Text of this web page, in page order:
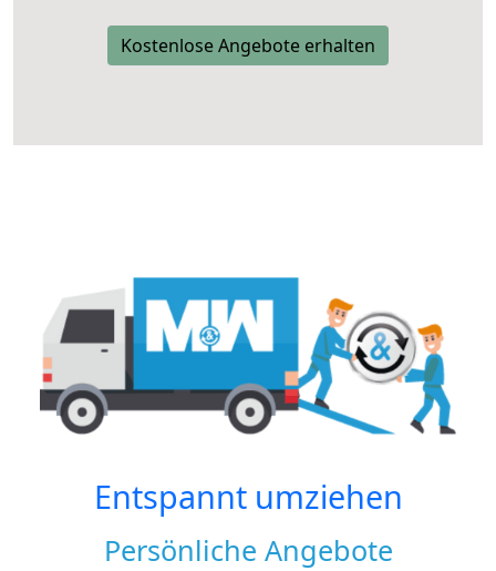
Kostenlose Angebote erhalten
Entspannt umziehen
Persönliche Angebote